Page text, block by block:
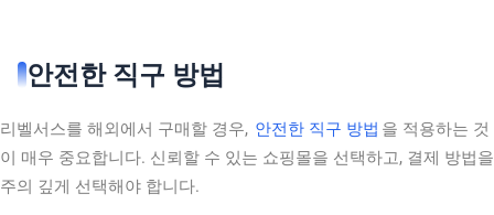
안전한 직구 방법
리벨서스를 해외에서 구매할 경우, 안전한 직구 방법 을 적용하는 것
이 매우 중요합니다. 신뢰할 수 있는 쇼핑몰을 선택하고, 결제 방법을
주의 깊게 선택해야 합니다.